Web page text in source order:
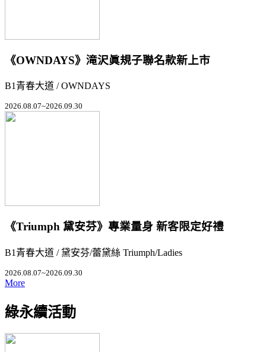
《OWNDAYS》滝沢眞規子聯名款新上市
B1青春大道 / OWNDAYS
2026.08.07~2026.09.30
《Triumph 黛安芬》專業量身 新客限定好禮
B1青春大道 / 黛安芬/蕾黛絲 Triumph/Ladies
2026.08.07~2026.09.30
More
綠永續活動